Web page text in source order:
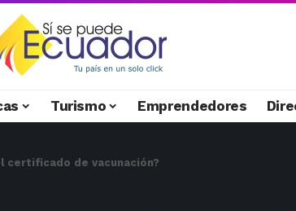
Turismo Emprendedores
certificado de vacunación?